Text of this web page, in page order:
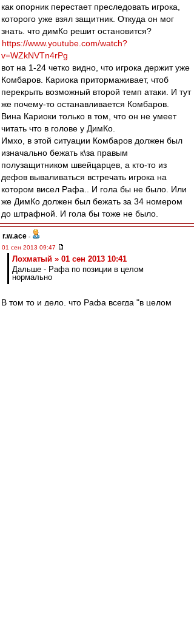
как опорник перестает преследовать игрока,
которого уже взял защитник. Откуда он мог
знать. что димКо решит остановится?
https://www.youtube.com/watch?
v=WZkNVTn4rPg
вот на 1-24 четко видно, что игрока держит уже
Комбаров. Кариока притормаживает, чтоб
перекрыть возможный второй темп атаки. И тут
же почему-то останавливается Комбаров.
Вина Кариоки только в том, что он не умеет
читать что в голове у ДимКо.
Имхо, в этой ситуации Комбаров должен был
изначально бежать к\за правым
полузащитником швейцарцев, а кто-то из
дефов вываливаться встречать игрока на
котором висел Рафа.. И гола бы не было. Или
же ДимКо должен был бежать за 34 номером
до штрафной. И гола бы тоже не было.
r.w.ace -
01 сен 2013 09:47
Лохматый » 01 сен 2013 10:41
Дальше - Рафа по позиции в целом
нормально
В том то и дело, что Рафа всегда "в целом